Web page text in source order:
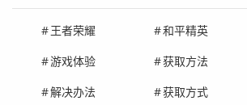
王者荣耀 和平精英
游戏体验
获取方法
解决办法
获取方式